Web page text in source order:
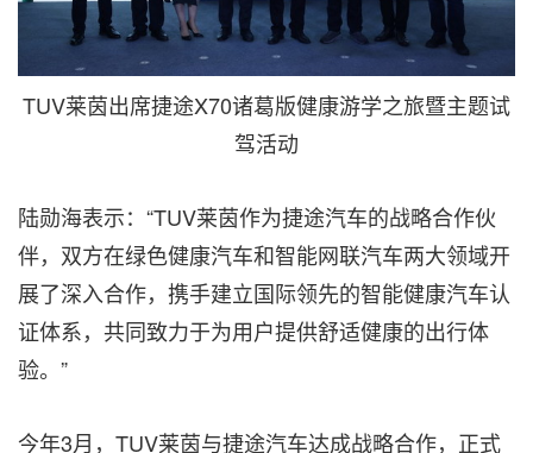
TUV莱茵出席捷途X70诸葛版健康游学之旅暨主题试
驾活动
陆勋海表示：“TUV莱茵作为捷途汽车的战略合作伙
伴，双方在绿色健康汽车和智能网联汽车两大领域开
展了深入合作，携手建立国际领先的智能健康汽车认
证体系，共同致力于为用户提供舒适健康的出行体
验。”
今年3月，TUV莱茵与捷途汽车达成战略合作，正式